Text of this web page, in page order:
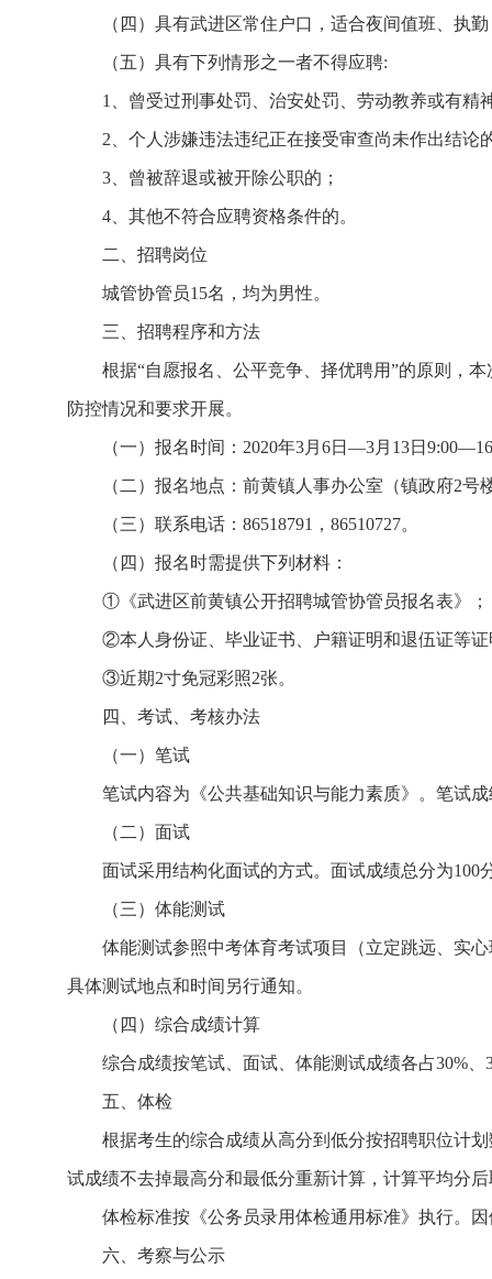
（四）具有武进区常住户口，适合夜间值班、执
（五）具有下列情形之一者不得应聘:
1、曾受过刑事处罚、治安处罚、劳动教养或有精
2、个人涉嫌违法违纪正在接受审查尚未作出结
3、曾被辞退或被开除公职的；
4、其他不符合应聘资格条件的。
二、招聘岗位
城管协管员15名，均为男性。
三、招聘程序和方法
根据“自愿报名、公平竞争、择优聘用”的原则，
防控情况和要求开展。
（一）报名时间：2020年3月6日—3月13日
（二）报名地点：前黄镇人事办公室（镇政府2号
（三）联系电话：86518791，86510727。
（四）报名时需提供下列材料：
①《武进区前黄镇公开招聘城管协管员报名表》；
②本人身份证、毕业证书、户籍证明和退伍证等
③近期2寸免冠彩照2张。
四、考试、考核办法
（一）笔试
笔试内容为《公共基础知识与能力素质》。笔试
（二）面试
面试采用结构化面试的方式。面试成绩总分为
（三）体能测试
体能测试参照中考体育考试项目（立定跳远、实
具体测试地点和时间另行通知。
（四）综合成绩计算
综合成绩按笔试、面试、体能测试成绩各占30%
五、体检
根据考生的综合成绩从高分到低分按招聘职位计
试成绩不去掉最高分和最低分重新计算，计算平均分
体检标准按《公务员录用体检通用标准》执行。
六、考察与公示